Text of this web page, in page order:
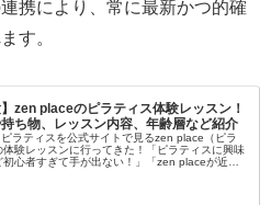
携により、常に最新かつ的確
す。
】zen placeのピラティス体験レッスン！
ち物、レッスン内容、年齢層など紹介
ラティスを公式サイトで見るzen place（ピラ
体験レッスンに行ってきた！「ピラティスに興味
心者すぎて手が出ない！」「zen placeが近く